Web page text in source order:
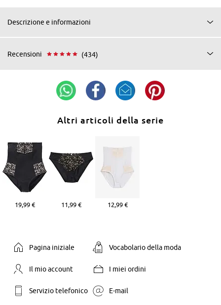
Descrizione e informazioni
Recensioni (434)
Altri articoli della serie
19,99 € 11,99 € 12,99 €
Pagina iniziale Vocabolario della moda
Il mio account I miei ordini
Servizio telefonico E-mail